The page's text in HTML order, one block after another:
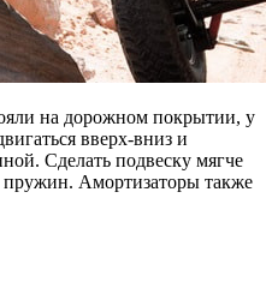
на дорожном покрытии, у
вверх-вниз и
Сделать подвеску мягче
пружин. Амортизаторы также